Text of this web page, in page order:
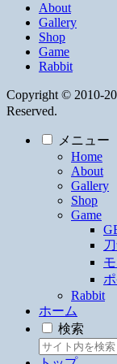
About
Gallery
Shop
Game
Rabbit
Copyright © 2010-
Reserved.
メニュー
Home
About
Gallery
Shop
Game
Rabbit
ホーム
検索